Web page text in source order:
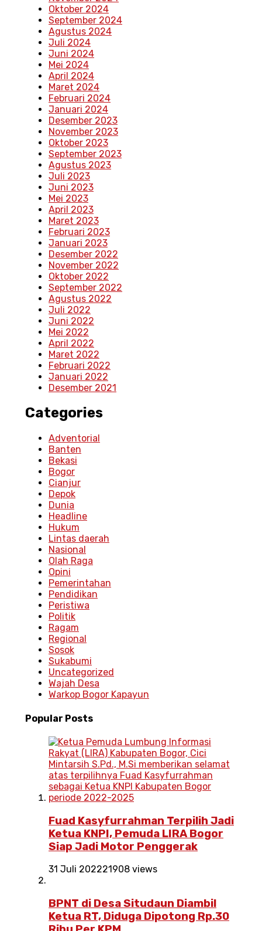
Oktober 2024
September 2024
Agustus 2024
Juli 2024
Juni 2024
Mei 2024
April 2024
Maret 2024
Februari 2024
Januari 2024
Desember 2023
November 2023
Oktober 2023
September 2023
Agustus 2023
Juli 2023
Juni 2023
Mei 2023
April 2023
Maret 2023
Februari 2023
Januari 2023
Desember 2022
November 2022
Oktober 2022
September 2022
Agustus 2022
Juli 2022
Juni 2022
Mei 2022
April 2022
Maret 2022
Februari 2022
Januari 2022
Desember 2021
Categories
Adventorial
Banten
Bekasi
Bogor
Cianjur
Depok
Dunia
Headline
Hukum
Lintas daerah
Nasional
Olah Raga
Opini
Pemerintahan
Pendidikan
Peristiwa
Politik
Ragam
Regional
Sosok
Sukabumi
Uncategorized
Wajah Desa
Warkop Bogor Kapayun
Popular Posts
Fuad Kasyfurrahman Terpilih Jadi
Ketua KNPI, Pemuda LIRA Bogor
Siap Jadi Motor Penggerak
31 Juli 202221908 views
BPNT di Desa Situdaun Diambil
Ketua RT, Diduga Dipotong Rp.30